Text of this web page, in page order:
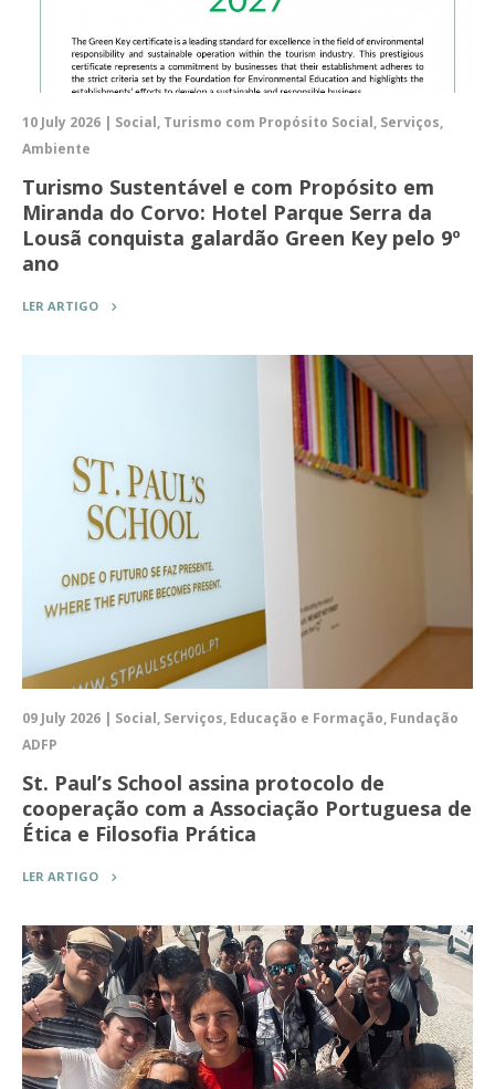
10 July 2026 | Social, Turismo com Propósito Social, Serviços,
Ambiente
Turismo Sustentável e com Propósito em
Miranda do Corvo: Hotel Parque Serra da
Lousã conquista galardão Green Key pelo 9º
ano
LER ARTIGO
09 July 2026 | Social, Serviços, Educação e Formação, Fundação
ADFP
St. Paul’s School assina protocolo de
cooperação com a Associação Portuguesa de
Ética e Filosofia Prática
LER ARTIGO